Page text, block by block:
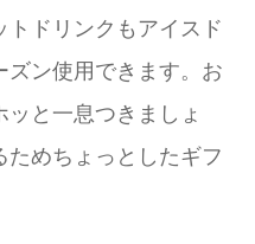
ドリンクもアイスド
ズン使用できます。お
と一息つきましょ
ためちょっとしたギフ